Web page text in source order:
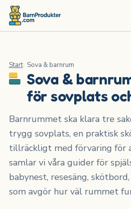
Start Sova & barnrum
Sova &
för sovplats
Barnrummet ska klara tre
trygg sovplats, en praktisk
tillräckligt med förvaring för
samlar vi våra guider för
babynest, resesäng,
som avgör hur väl rummet